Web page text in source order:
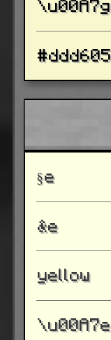
\u00A7g
#ddd605
§e
&e
yellow
\u00A7e